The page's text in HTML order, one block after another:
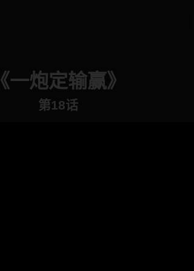
《一炮定输赢》
第18话